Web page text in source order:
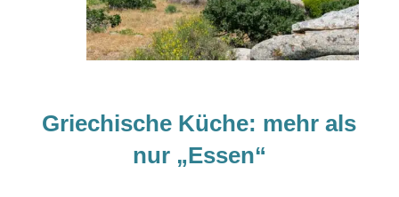
Griechische Küche: mehr als
nur „Essen“